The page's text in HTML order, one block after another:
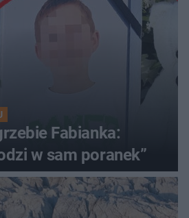
Fabianka:
w sam poranek”